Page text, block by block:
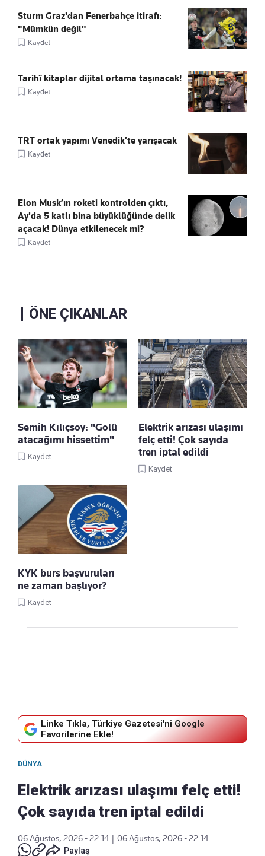
Sturm Graz'dan Fenerbahçe itirafı:
"Mümkün değil"
Kaydet
Tarihî kitaplar dijital ortama taşınacak!
Kaydet
TRT ortak yapımı Venedik’te yarışacak
Kaydet
Elon Musk’ın roketi kontrolden çıktı,
Ay'da 5 katlı bina büyüklüğünde delik
açacak! Dünya etkilenecek mi?
Kaydet
ÖNE ÇIKANLAR
Semih Kılıçsoy: "Golü
atacağımı hissettim"
Kaydet
Elektrik arızası ulaşımı
felç etti! Çok sayıda
tren iptal edildi
Kaydet
KYK burs başvuruları
ne zaman başlıyor?
Kaydet
Linke Tıkla, Türkiye Gazetesi'ni Google
Favorilerine Ekle!
DÜNYA
Elektrik arızası ulaşımı felç etti!
Çok sayıda tren iptal edildi
06 Ağustos, 2026 - 22:14 | 06 Ağustos, 2026 - 22:14
Paylaş